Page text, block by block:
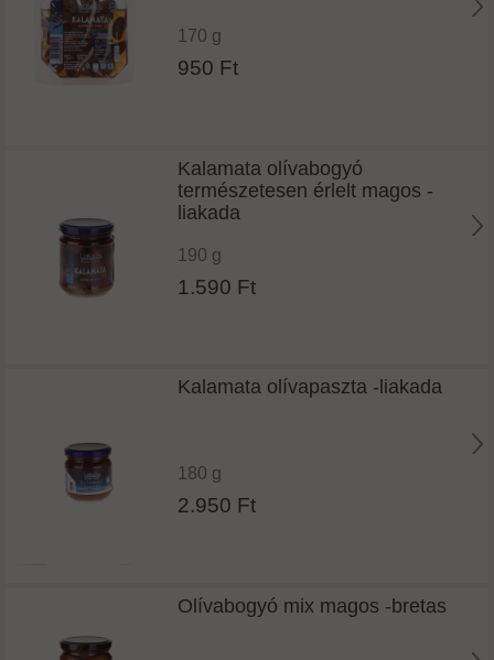
170 g
950 Ft
Kalamata olívabogyó
természetesen érlelt magos -
liakada
190 g
1.590 Ft
Kalamata olívapaszta -liakada
180 g
2.950 Ft
Olívabogyó mix magos -bretas